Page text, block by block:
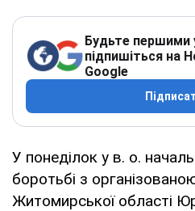
Будьте першими
підпишіться на
Google
У понеділок у в. о.
боротьбі з
Житомирської області